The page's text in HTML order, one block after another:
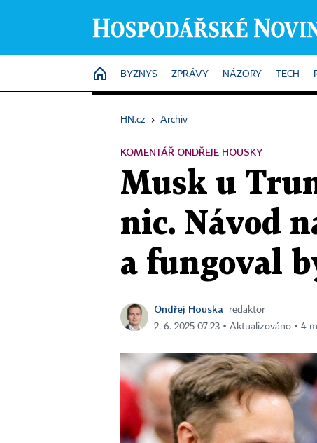
HOME
BYZNYS ZPRÁVY NÁZORY TECH
HN.cz › Archiv
KOMENTÁŘ ONDŘEJE HOUSKY
Musk u
nic. Návod
a fungoval
Ondřej Houska
redaktor
2. 6. 2025 07:23 ▪ Aktualizováno ▪ 4